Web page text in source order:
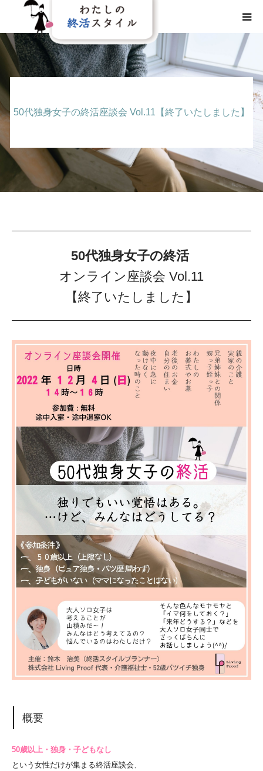
50代独身女子の終活座談会 Vol.11【終了いたしました】
50代独身女子の終活
オンライン座談会 Vol.11
【終了いたしました】
概要
50歳以上・独身・子どもなし
という女性だけが集まる終活座談会、
HOME
事業概要
事業内容
メディア